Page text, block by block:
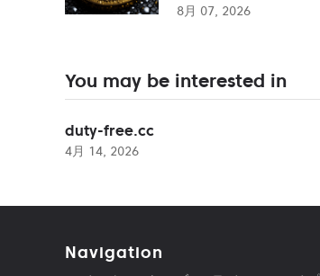
8月 07, 2026
You may be interested in
duty-free.cc
4月 14, 2026
Navigation